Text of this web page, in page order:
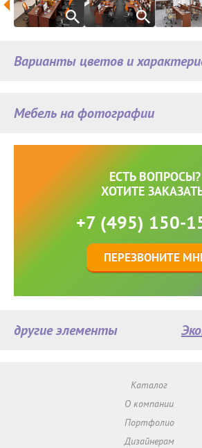
Мебель на фотографии
Варианты цветов и
ЕСТЬ ВОПРОСЫ?
ХОТИТЕ
+7 (495) 150-
ПЕРЕЗВОНИТЕ
другие элементы
Каталог
О компании
Портфолио
Дизайнерам